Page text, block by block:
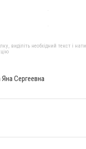
виділіть необхідний текст і
Сергеевна